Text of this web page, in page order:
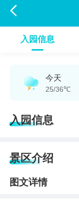

入园信息
今天
25/36℃
入园信息
景区介绍
图文详情